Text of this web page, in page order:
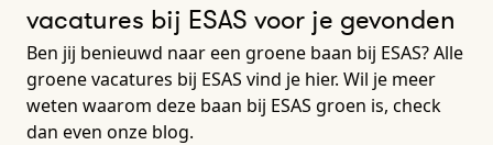
vacatures bij ESAS voor je gevonden
Ben jij benieuwd naar een groene baan bij ESAS? Alle
groene vacatures bij ESAS vind je hier. Wil je meer
weten waarom deze baan bij ESAS groen is, check
dan even onze blog.